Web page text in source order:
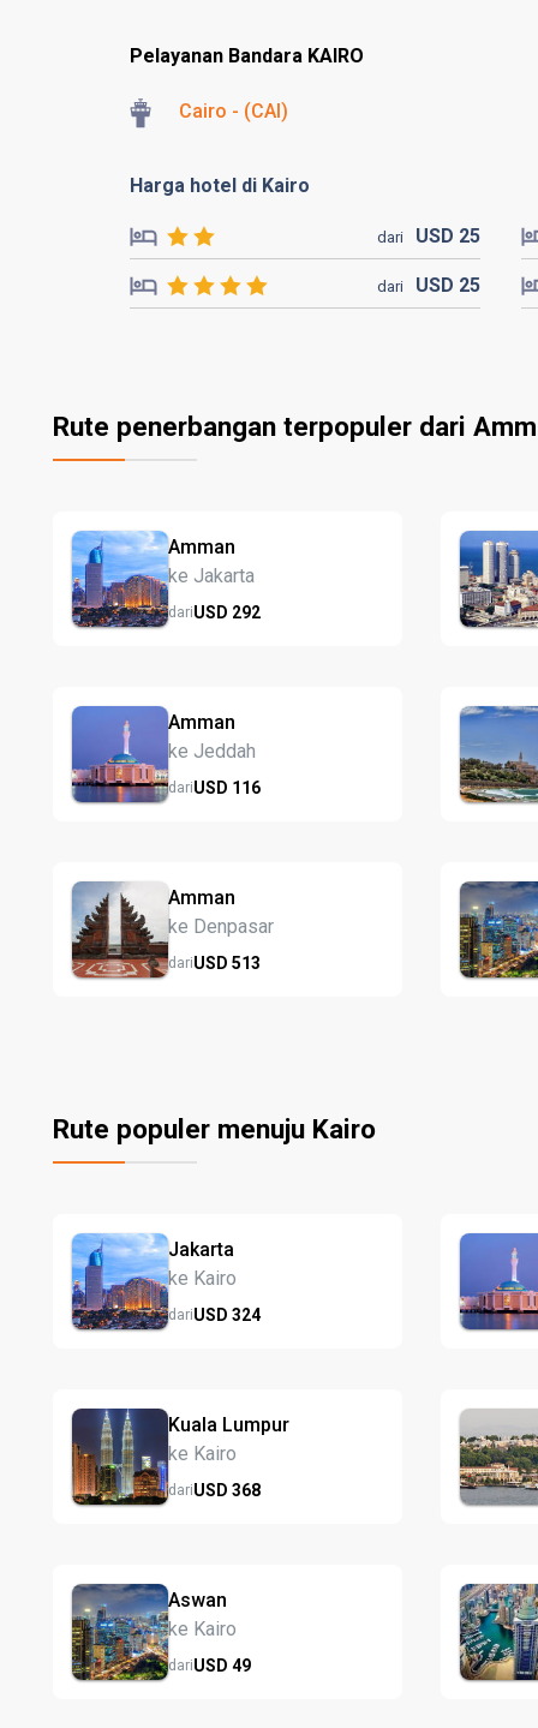
Pelayanan Bandara KAIRO
Cairo - (CAI)
Harga hotel di Kairo
dari USD 25
dari USD 25
Rute penerbangan terpopuler dari
Amman
ke Jakarta
dariUSD 292
Amman
ke Jeddah
dariUSD 116
Amman
ke Denpasar
dariUSD 513
Rute populer menuju Kairo
Jakarta
ke Kairo
dariUSD 324
Kuala Lumpur
ke Kairo
dariUSD 368
Aswan
ke Kairo
dariUSD 49